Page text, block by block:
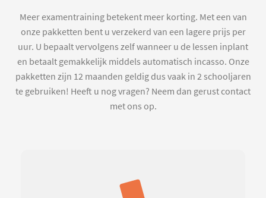
Meer examentraining betekent meer korting. Met een van
onze pakketten bent u verzekerd van een lagere prijs per
uur. U bepaalt vervolgens zelf wanneer u de lessen inplant
en betaalt gemakkelijk middels automatisch incasso. Onze
pakketten zijn 12 maanden geldig dus vaak in 2 schooljaren
te gebruiken! Heeft u nog vragen? Neem dan gerust contact
met ons op.